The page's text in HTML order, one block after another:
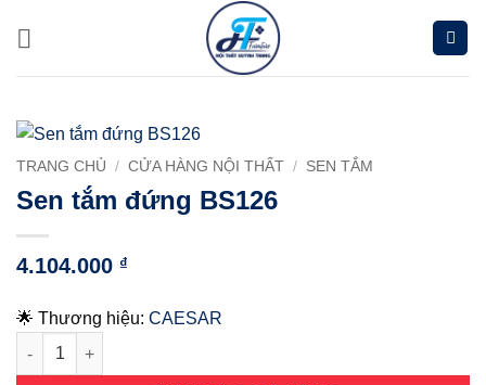
TRANG CHỦ / CỬA HÀNG NỘI THẤT / SEN TẮM
Sen tắm đứng BS126
4.104.000 ₫
🌟 Thương hiệu: CAESAR
Sen tắm đứng BS126 số lượng